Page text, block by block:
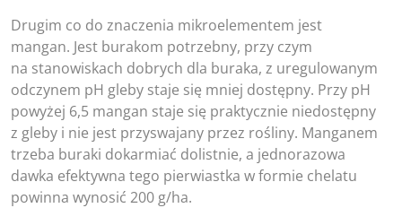
Drugim co do znaczenia mikroelementem jest
mangan. Jest burakom potrzebny, przy czym
na stanowiskach dobrych dla buraka, z uregulowanym
odczynem pH gleby staje się mniej dostępny. Przy pH
powyżej 6,5 mangan staje się praktycznie niedostępny
z gleby i nie jest przyswajany przez rośliny. Manganem
trzeba buraki dokarmiać dolistnie, a jednorazowa
dawka efektywna tego pierwiastka w formie chelatu
powinna wynosić 200 g/ha.